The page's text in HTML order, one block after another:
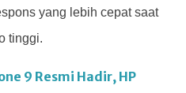
yang lebih cepat saat
tinggi.
9 Resmi Hadir, HP